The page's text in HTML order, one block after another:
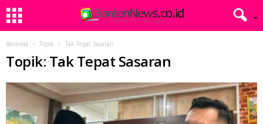
Beranda Topik Tak Tepat Sasaran
Topik: Tak Tepat Sasaran